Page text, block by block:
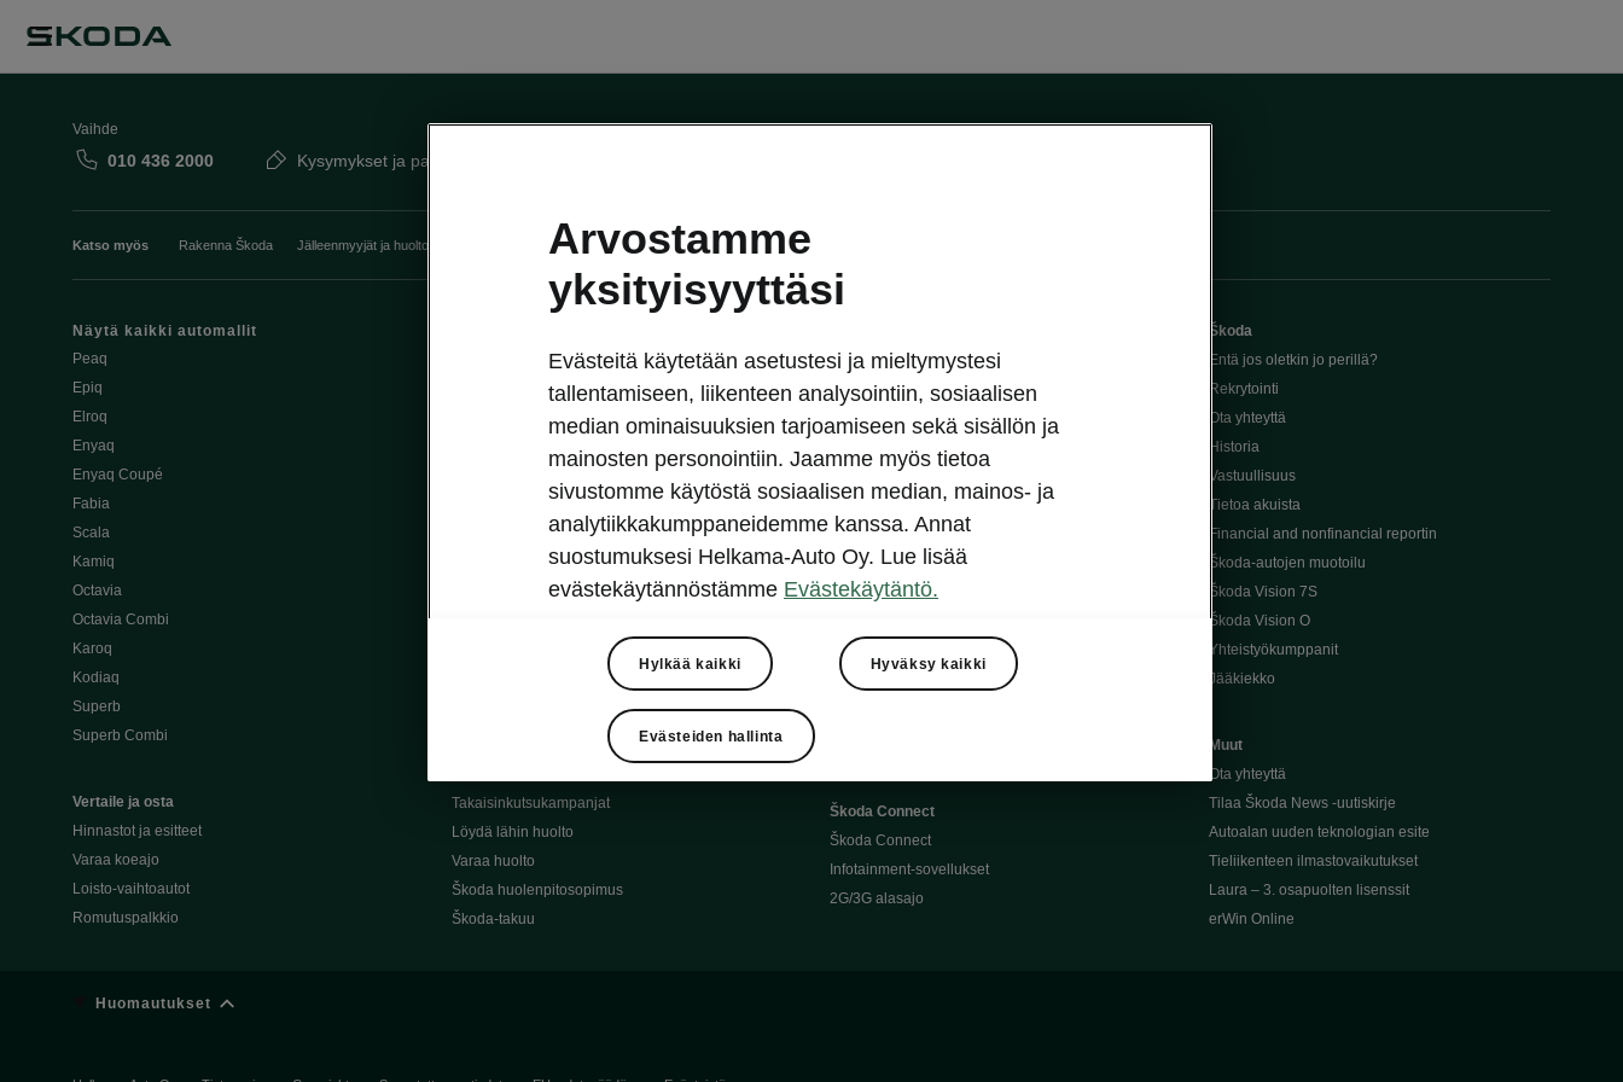
Vaihde
010 436 2000 Kysymykset ja palaute
Katso myös Rakenna Škoda Jälleenmyyjät ja huolto Heti vapaat Škoda-mallit Käyttöohjeet Škoda Shop
Näytä kaikki automallit
Peaq
Epiq
Elroq
Enyaq
Enyaq Coupé
Fabia
Scala
Kamiq
Octavia
Octavia Combi
Karoq
Kodiaq
Superb
Superb Combi
Vertaile ja osta
Hinnastot ja esitteet
Varaa koeajo
Loisto-vaihtoautot
Romutuspalkkio
Osta Škoda verkossa
Škoda Yksityisleasing
Škodan Vakuutus
Škoda 4×4 -mallit
Škoda-katumaasturimallit
Alkuperäiset Škoda-varaosat
Alkuperäiset Škoda-moottoriöljyt
Takaisinkutsukampanjat
Löydä lähin huolto
Varaa huolto
Škoda huolenpitosopimus
Škoda-takuu
Avustinjärjestelmät
Sähköautot ja hybridit
Sähköautot ja hybridit
Ladattavat hybridit
Vinkkejä sähköautoiluun
Ajoakku ja turvallisuus
Ohjelmiston päivitys
Kotilataus
Latauspisteet kartalla
Škoda Connect
Škoda Connect
Infotainment-sovellukset
2G/3G alasajo
Škoda
Entä jos oletkin jo perillä?
Rekrytointi
Ota yhteyttä
Historia
Vastuullisuus
Tietoa akuista
Financial and nonfinancial reportin
Škoda-autojen muotoilu
Škoda Vision 7S
Škoda Vision O
Yhteistyökumppanit
Jääkiekko
Muut
Ota yhteyttä
Tilaa Škoda News -uutiskirje
Autoalan uuden teknologian esite
Tieliikenteen ilmastovaikutukset
Laura – 3. osapuolten lisenssit
erWin Online
Huomautukset
Arvostamme
yksityisyyttäsi
Evästeitä käytetään asetustesi ja mieltymystesi
tallentamiseen, liikenteen analysointiin, sosiaalisen
median ominaisuuksien tarjoamiseen sekä sisällön ja
mainosten personointiin. Jaamme myös tietoa
sivustomme käytöstä sosiaalisen median, mainos- ja
analytiikkakumppaneidemme kanssa. Annat
suostumuksesi Helkama-Auto Oy. Lue lisää
evästekäytännöstämme Evästekäytäntö.
Hylkää kaikki Hyväksy kaikki
Evästeiden hallinta